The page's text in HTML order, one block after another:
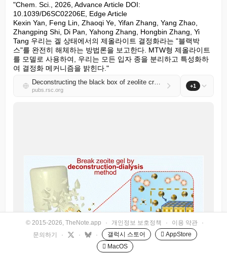
"Chem. Sci., 2026, Advance Article DOI:
10.1039/D6SC02206E, Edge Article
Kexin Yan, Feng Lin, Zhaoqi Ye, Yifan Zhang, Yang Zhao,
Zhangping Shi, Di Pan, Yahong Zhang, Hongbin Zhang, Yi
Tang 우리는 겔 상태에서의 제올라이트 결정화라는 "블랙박
스"를 완전히 해체하는 방법론을 보고한다. MTW형 제올라이트
를 모델로 사용하여, 우리는 모든 입자 종을 분리하고 특성화하
여 결정화 메커니즘을 밝힌다."
Deconstructing the black box of zeolite crystallization gels by species-specific isolation
pubs.rsc.org
+1
© 2015-2026, TheNote.app · 개인정보 보호정책 · 이용 약관
·
문의하기
· · · 갤럭시 스토어
 AppStore
 MacOS